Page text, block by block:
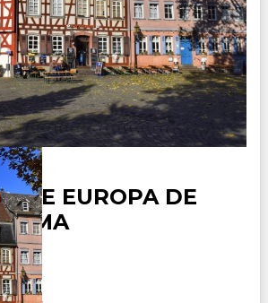
DE EUROPA DE